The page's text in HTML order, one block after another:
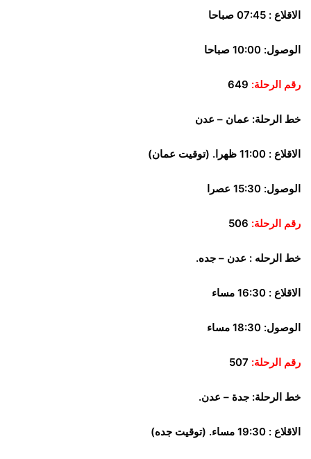
الاقلاع : 07:45 صباحا
الوصول: 10:00 صباحا
رقم الرحلة:
خط الرحلة: عمان – عدن
الاقلاع : 11:00 ظهرا. (توقيت عمان)
الوصول: 15:30 عصرا
رقم الرحلة:
خط الرحله : عدن – جده.
الاقلاع : 16:30 مساء
الوصول: 18:30 مساء
رقم الرحلة:
خط الرحلة: جدة – عدن.
الاقلاع : 19:30 مساء. (توقيت جده)